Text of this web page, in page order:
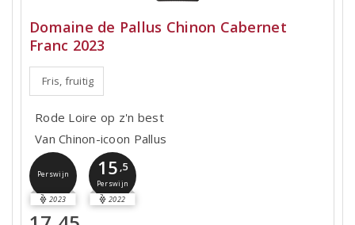
Domaine de Pallus Chinon Cabernet
Franc 2023
Fris, fruitig
Rode Loire op z'n best
Van Chinon-icoon Pallus
Perswijn
2023
15 ,5
Perswijn
2022